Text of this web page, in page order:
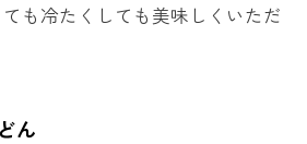
も冷たくしても美味しくいただ
ん